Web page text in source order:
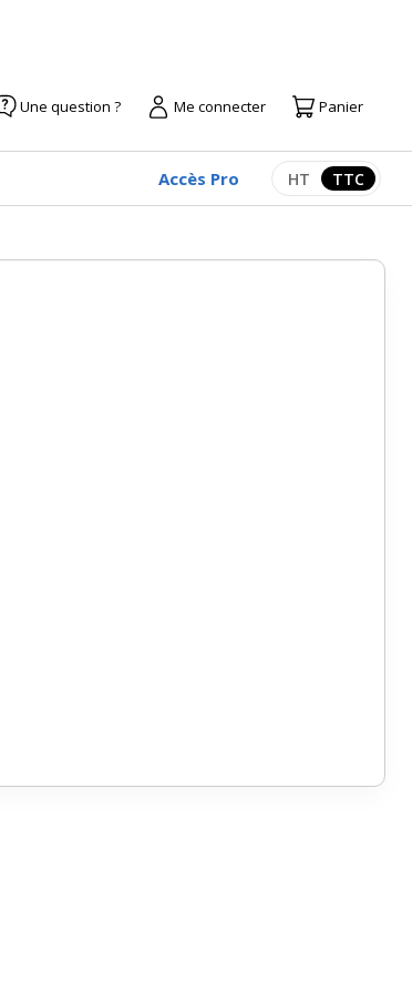
Une question ? Me connecter Panier
Accès Pro Afficher les
HT TTC